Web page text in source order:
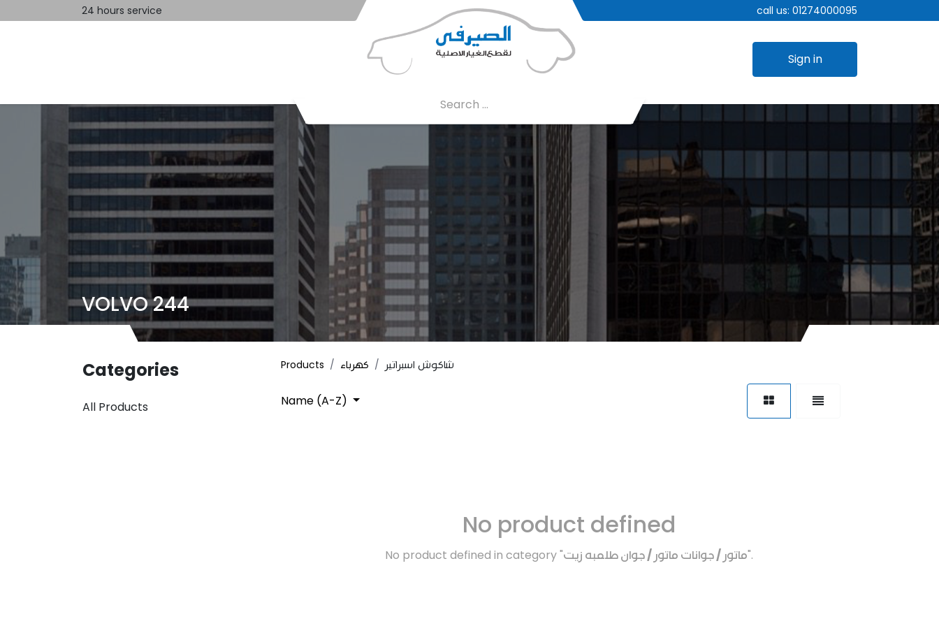
24 hours service call us: 01274000095
Sign in
VOLVO 244
Categories
All Products
Products كهرباء شاكوش اسبراتير
Name (A-Z)
No product defined
No product defined in category "ماتور / جوانات ماتور / جوان طلمبه زيت".